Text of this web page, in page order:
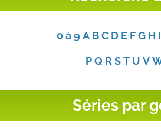
0 à 9 A B C D E F G H I
P Q R S T U V
Séries par